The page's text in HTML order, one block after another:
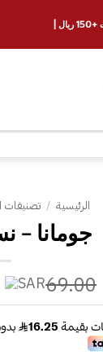
الرئيسية / تصنيفات
جومانا‎ – نسخة منقّحة
69.00